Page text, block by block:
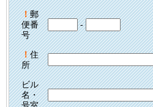
！郵
便番
号
-
！住
所
ビル
名・